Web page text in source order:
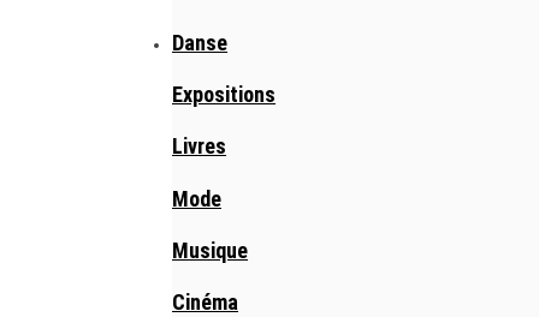
Danse
Expositions
Livres
Mode
Musique
Cinéma